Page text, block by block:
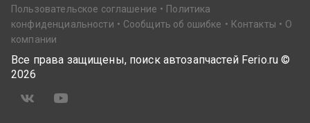
Пользовательское соглашение
Политика
конфиденциальности
Сообщить об ошибке Контакты
О
компании
Все права защищены, поиск автозапчастей Ferio.ru ©
2026